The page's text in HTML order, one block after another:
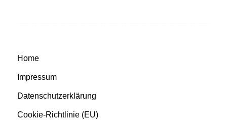
Home
Impressum
Datenschutzerklärung
Cookie-Richtlinie (EU)